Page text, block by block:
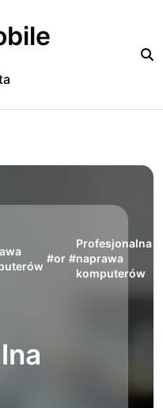
#or #
Profesjonalna
naprawa
komputerów